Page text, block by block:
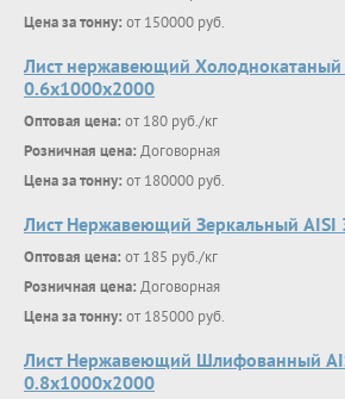
Цена за тонну: от 150000 руб.
Лист нержавеющий
0.6х1000х2000
Оптовая цена: от 180 руб./кг
Розничная цена: Договорная
Цена за тонну: от 180000 руб.
Лист Нержавеющий Зеркальный AISI
Оптовая цена: от 185 руб./кг
Розничная цена: Договорная
Цена за тонну: от 185000 руб.
Лист Нержавеющий Шлифованный
0.8х1000х2000